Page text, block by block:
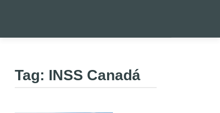
Tag: INSS Canadá